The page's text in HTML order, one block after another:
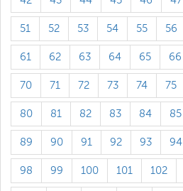
51 52 53 54 55 56
61 62 63 64 65 66
70 71 72 73 74 75
80 81 82 83 84 85
89 90 91 92 93 94
98 99 100 101 102